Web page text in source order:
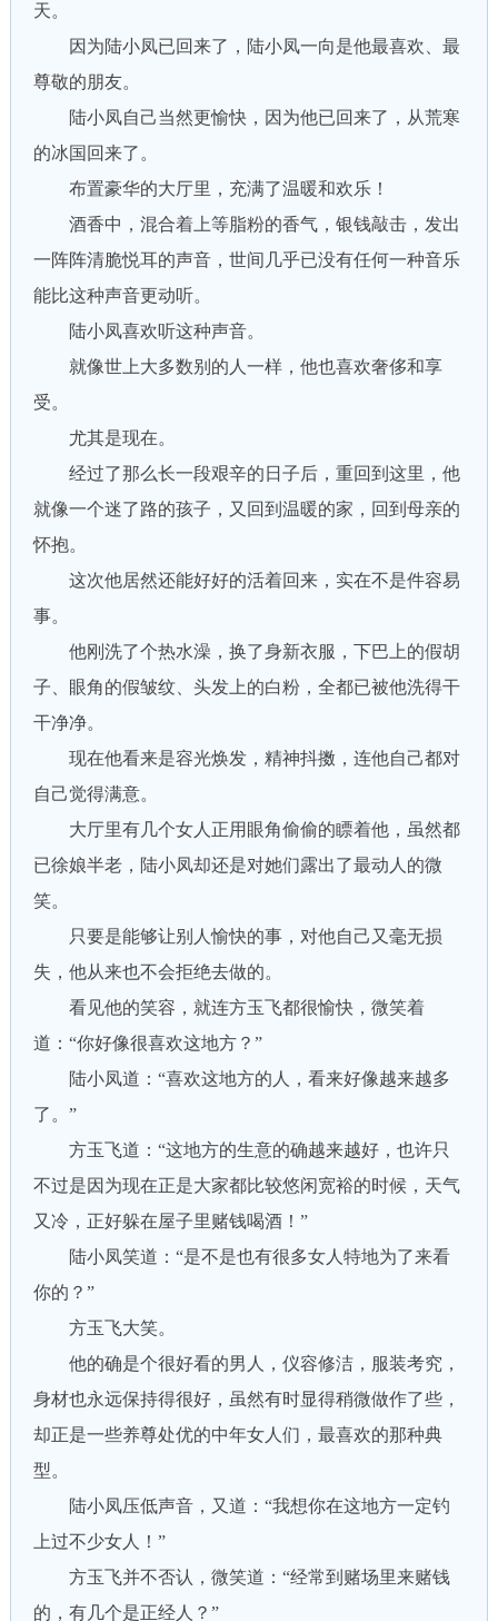
天。
因为陆小凤已回来了，陆小凤一向是他最喜欢、最
尊敬的朋友。
陆小凤自己当然更愉快，因为他已回来了，从荒寒
的冰国回来了。
布置豪华的大厅里，充满了温暖和欢乐！
酒香中，混合着上等脂粉的香气，银钱敲击，发出
一阵阵清脆悦耳的声音，世间几乎已没有任何一种音乐
能比这种声音更动听。
陆小凤喜欢听这种声音。
就像世上大多数别的人一样，他也喜欢奢侈和享
受。
尤其是现在。
经过了那么长一段艰辛的日子后，重回到这里，他
就像一个迷了路的孩子，又回到温暖的家，回到母亲的
怀抱。
这次他居然还能好好的活着回来，实在不是件容易
事。
他刚洗了个热水澡，换了身新衣服，下巴上的假胡
子、眼角的假皱纹、头发上的白粉，全都已被他洗得干
干净净。
现在他看来是容光焕发，精神抖擞，连他自己都对
自己觉得满意。
大厅里有几个女人正用眼角偷偷的瞟着他，虽然都
已徐娘半老，陆小凤却还是对她们露出了最动人的微
笑。
只要是能够让别人愉快的事，对他自己又毫无损
失，他从来也不会拒绝去做的。
看见他的笑容，就连方玉飞都很愉快，微笑着
道：“你好像很喜欢这地方？”
陆小凤道：“喜欢这地方的人，看来好像越来越多
了。”
方玉飞道：“这地方的生意的确越来越好，也许只
不过是因为现在正是大家都比较悠闲宽裕的时候，天气
又冷，正好躲在屋子里赌钱喝酒！”
陆小凤笑道：“是不是也有很多女人特地为了来看
你的？”
方玉飞大笑。
他的确是个很好看的男人，仪容修洁，服装考究，
身材也永远保持得很好，虽然有时显得稍微做作了些，
却正是一些养尊处优的中年女人们，最喜欢的那种典
型。
陆小凤压低声音，又道：“我想你在这地方一定钓
上过不少女人！”
方玉飞并不否认，微笑道：“经常到赌场里来赌钱
的，有几个是正经人？”